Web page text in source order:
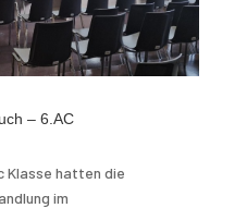
– 6.AC
Klasse hatten die
im